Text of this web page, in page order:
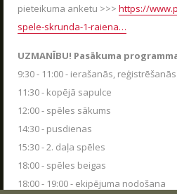
pieteikuma anketu >>> https://
spele-skrunda-1-raiena…
UZMANĪBU! Pasākuma
9:30 - 11:00 - ierašanās,
11:30 - kopējā sapulce
12:00 - spēles sākums
14:30 - pusdienas
15:30 - 2. daļa spēles
18:00 - spēles beigas
18:00 - 19:00 - ekipējuma nodošana
Bērnu
Atvērtās
Izbraukuma
Spēļu
SKOLĒNU
08.04.2026